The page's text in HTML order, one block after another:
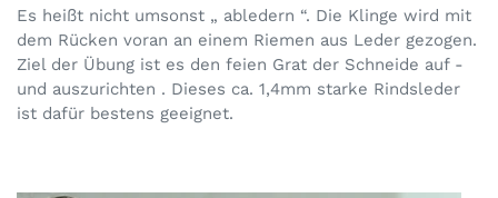
Es heißt nicht umsonst „ abledern “. Die Klinge wird mit
dem Rücken voran an einem Riemen aus Leder gezogen.
Ziel der Übung ist es den feien Grat der Schneide auf -
und auszurichten . Dieses ca. 1,4mm starke Rindsleder
ist dafür bestens geeignet.